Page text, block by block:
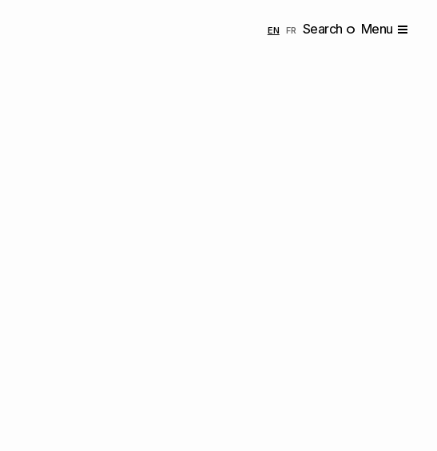
ENENGLISH
FRFRANÇAIS
Search Menu